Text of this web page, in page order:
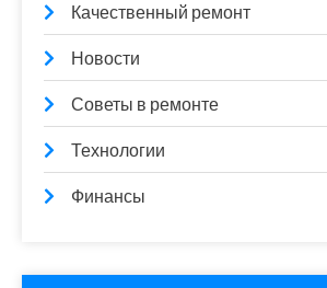
Качественный ремонт
Новости
Советы в ремонте
Технологии
Финансы